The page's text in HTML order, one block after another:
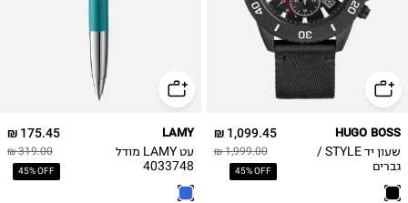
1,099.45 ₪
1,999.00 ₪
45% OFF
HUGO BOSS
שעון יד STYLE /
גברים
175.45 ₪
319.00 ₪
45% OFF
LAMY
עט LAMY מודל
4033748